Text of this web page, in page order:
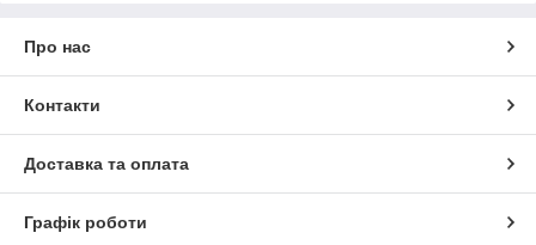
Про нас
Контакти
Доставка та оплата
Графік роботи